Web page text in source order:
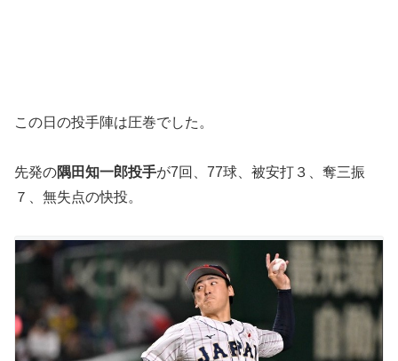
この日の投手陣は圧巻でした。
先発の隅田知一郎投手が7回、77球、被安打３、奪三振
７、無失点の快投。